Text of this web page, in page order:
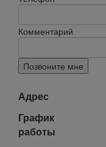
Комментарий
Позвоните мне
Адрес
График
работы